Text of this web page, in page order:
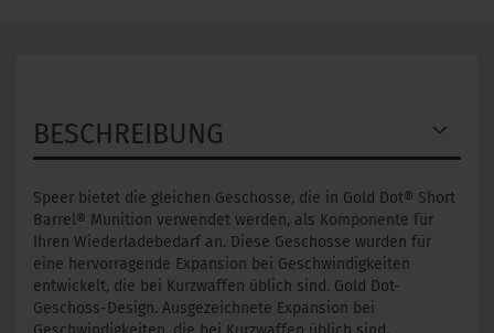
BESCHREIBUNG
Speer bietet die gleichen Geschosse, die in Gold Dot® Short
Barrel® Munition verwendet werden, als Komponente für
Ihren Wiederladebedarf an. Diese Geschosse wurden für
eine hervorragende Expansion bei Geschwindigkeiten
entwickelt, die bei Kurzwaffen üblich sind. Gold Dot-
Geschoss-Design. Ausgezeichnete Expansion bei